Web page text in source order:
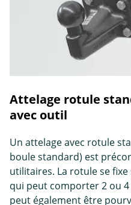
Attelage rotule
avec outil
Un attelage avec rotule
boule standard) est
utilitaires. La rotule se
qui peut comporter 2 ou 4
peut également être